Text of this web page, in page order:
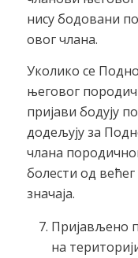
нису бодовани
овог члана.
Уколико се
његовог
пријави бодују
додељују за
члана
болести од
значаја.
Пријављено
на